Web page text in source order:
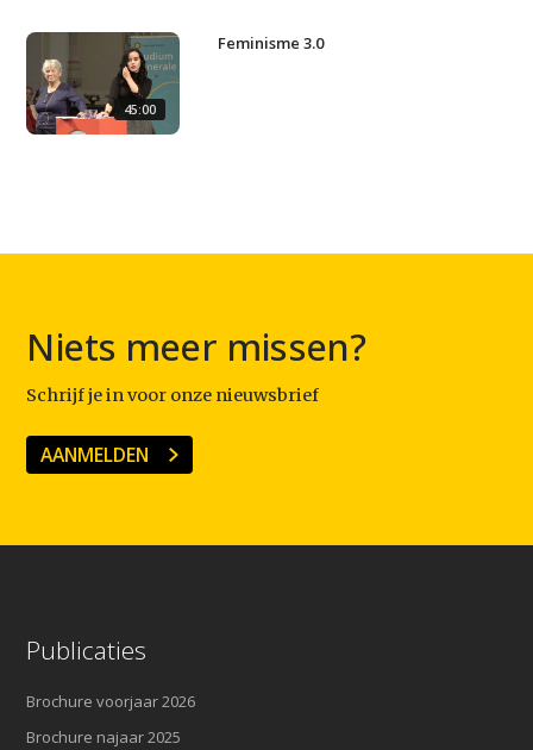
45:00
Feminisme 3.0
Niets meer missen?
Schrijf je in voor onze nieuwsbrief
AANMELDEN
Publicaties
Brochure voorjaar 2026
Brochure najaar 2025